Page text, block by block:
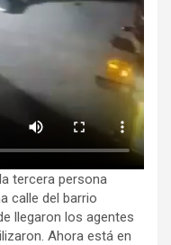
tercera persona
calle del barrio
llegaron los agentes
Ahora está en